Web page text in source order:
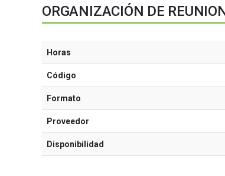
ORGANIZACIÓN DE
Horas
Código
Formato
Proveedor
Disponibilidad